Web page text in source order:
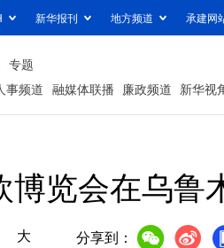
新华报刊 地方频道 承建网
专题
事频道 融媒体联播 廉政频道 新华视
览会在乌鲁
大 分享到：